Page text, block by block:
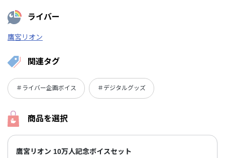
ライバー
鷹宮リオン
関連タグ
＃ライバー企画ボイス ＃デジタルグッズ
商品を選択
鷹宮リオン 10万人記念ボイスセット